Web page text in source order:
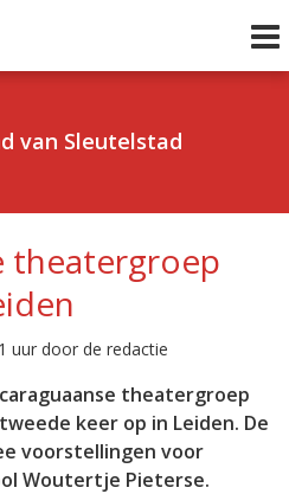
van Sleutelstad
1 van 0
theatergroep
uur door de redactie
theatergroep
keer op in Leiden. De
voorstellingen voor
Woutertje Pieterse.